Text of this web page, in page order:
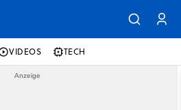
VIDEOS TECH